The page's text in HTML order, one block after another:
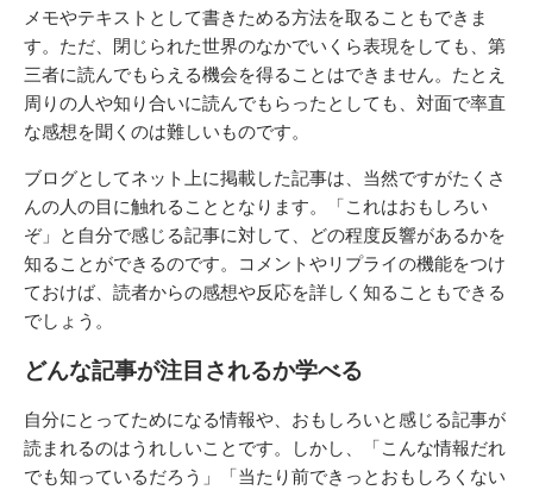
メモやテキストとして書きためる方法を取ることもできま
す。ただ、閉じられた世界のなかでいくら表現をしても、第
三者に読んでもらえる機会を得ることはできません。たとえ
周りの人や知り合いに読んでもらったとしても、対面で率直
な感想を聞くのは難しいものです。
ブログとしてネット上に掲載した記事は、当然ですがたくさ
んの人の目に触れることとなります。「これはおもしろい
ぞ」と自分で感じる記事に対して、どの程度反響があるかを
知ることができるのです。コメントやリプライの機能をつけ
ておけば、読者からの感想や反応を詳しく知ることもできる
でしょう。
どんな記事が注目されるか学べる
自分にとってためになる情報や、おもしろいと感じる記事が
読まれるのはうれしいことです。しかし、「こんな情報だれ
でも知っているだろう」「当たり前できっとおもしろくない